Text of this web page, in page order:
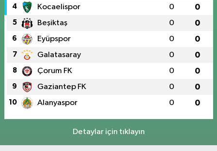
4 Kocaelispor 0 0
5 Beşiktaş 0 0
6 Eyüpspor 0 0
7 Galatasaray 0 0
8 Çorum FK 0 0
9 Gaziantep FK 0 0
10 Alanyaspor 0 0
Detaylar için tıklayın